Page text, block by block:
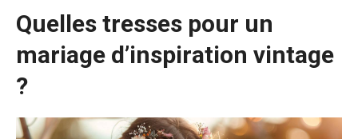
Quelles tresses pour un
mariage d’inspiration vintage
?